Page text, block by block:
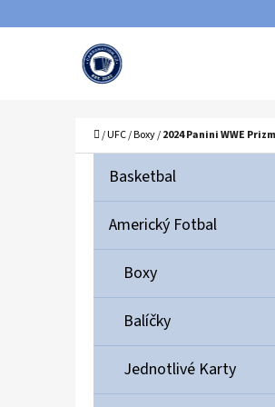
Domů
/UFC/Boxy/2024 Panini WWE
Přeskočit
kategorie
K
T
G
R
E
Basketbal
Americký Fotbal
Boxy
Balíčky
Jednotlivé Karty
Zpět
Zpět